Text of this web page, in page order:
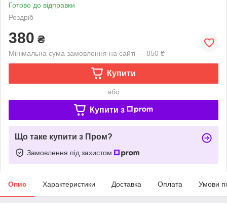
Готово до відправки
Роздріб
380 ₴
Мінімальна сума замовлення на сайті — 850 ₴
Купити
або
Купити з
Що таке купити з Пром?
Замовлення під захистом
Опис Характеристики Доставка Оплата Умови